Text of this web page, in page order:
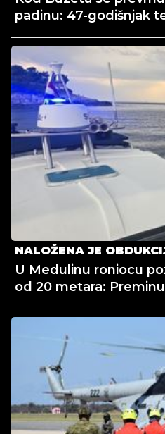
padinu: 47-godišnjak
NALOŽENA JE
U Medulinu roniocu
od 20 metara: